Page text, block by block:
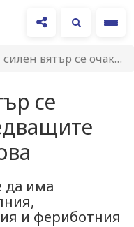
се очакват през следващите два дни…
се
да има
и фериботния